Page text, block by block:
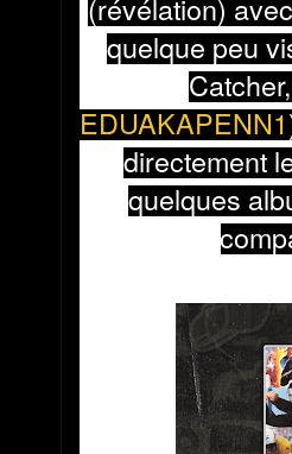
quelque peu
EDUAKAPENN1
directement
quelques